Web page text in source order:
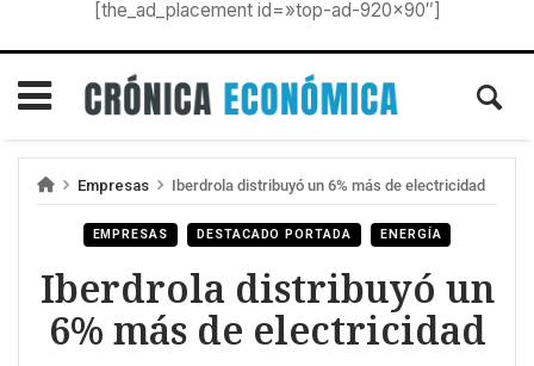
[the_ad_placement id=»top-ad-920×90″]
Empresas Iberdrola distribuyó un 6% más de electricidad
EMPRESAS DESTACADO PORTADA ENERGÍA
Iberdrola distribuyó un
6% más de electricidad